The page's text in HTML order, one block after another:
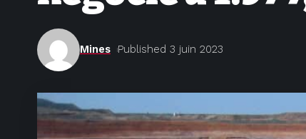
Mines Published 3 juin 2023